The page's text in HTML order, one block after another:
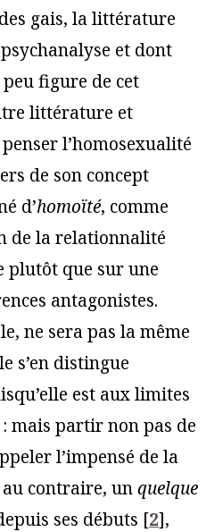
gais, la littérature
et dont
figure de cet
littérature et
l’homosexualité
de son concept
d’homoïté, comme
de la relationnalité
plutôt que sur une
antagonistes.
ne sera pas la même
s’en distingue
est aux limites
mais partir non pas de
l’impensé de la
contraire, unquelque
ses débuts [2],